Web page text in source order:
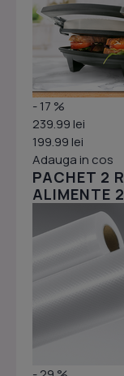
- 17 %
239.99 lei
199.99 lei
Adauga in cos
PACHET 2
ALIMENTE